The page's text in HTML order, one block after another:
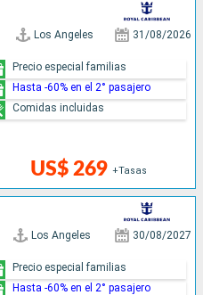
Los Angeles 31/08/2026
US$ 269 +Tasas
Precio especial familias
Hasta -60% en el 2° pasajero
Comidas incluidas
Los Angeles 30/08/2027
Precio especial familias
Hasta -60% en el 2° pasajero